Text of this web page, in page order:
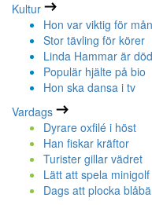
Kultur
Hon var viktig för
Stor tävling för körer
Linda Hammar är död
Populär hjälte på bio
Hon ska dansa i tv
Vardags
Dyrare oxfilé i höst
Han fiskar kräftor
Turister gillar vädret
Lätt att spela minigolf
Dags att plocka